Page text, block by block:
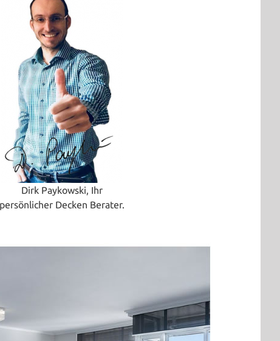
Dirk Paykowski, Ihr
persönlicher Decken Berater.